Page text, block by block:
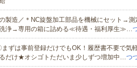
製造／＊NC旋盤加工部品を機械にセット→
浄→専用の箱に詰める≪待遇・福利厚生≫…
ずは事前登録だけでもOK！履歴書不要で気
だけ★オシゴトただいま少しずつ増加中…つ